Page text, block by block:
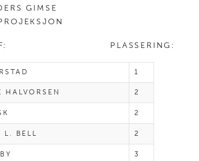
GIMSE
PLASSERING:
1
HALVORSEN 2
2
L. BELL 2
3